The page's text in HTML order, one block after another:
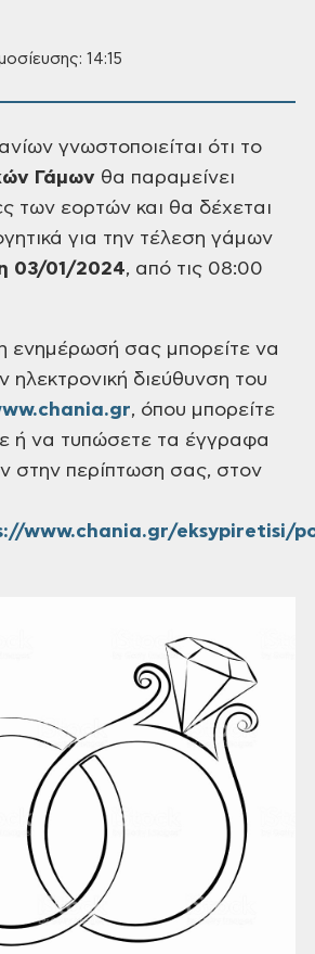
14:15
γνωστοποιείται ότι το
Γάμων θα παραμείνει
των εορτών και θα δέχεται
για την τέλεση γάμων
03/01/2024, από τις 08:00
ενημέρωσή σας μπορείτε να
ηλεκτρονική διεύθυνση του
, όπου μπορείτε
ή να τυπώσετε τα έγγραφα
στην περίπτωση σας, στον
www.chania.gr/eksypiretisi/